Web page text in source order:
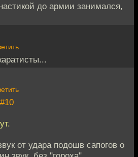
до армии занимался,
#10
от удара подошв сапогов о